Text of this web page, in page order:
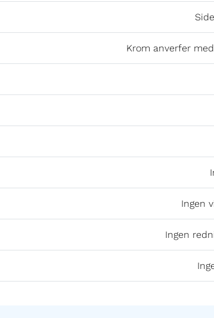
Krom anverfer
Ingen
Ingen